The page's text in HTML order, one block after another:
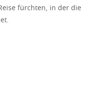
fürchten, in der die